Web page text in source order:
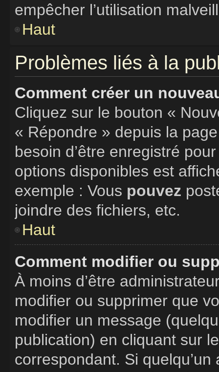
empêcher l’utilisation
Haut
Problèmes liés à la
Comment créer un
Cliquez sur le bouton «
« Répondre » depuis la
besoin d’être enregistré
options disponibles est
exemple : Vous pouvez
joindre des fichiers, etc.
Haut
Comment modifier ou
À moins d’être
modifier ou supprimer que
modifier un message
publication) en cliquant sur
correspondant. Si